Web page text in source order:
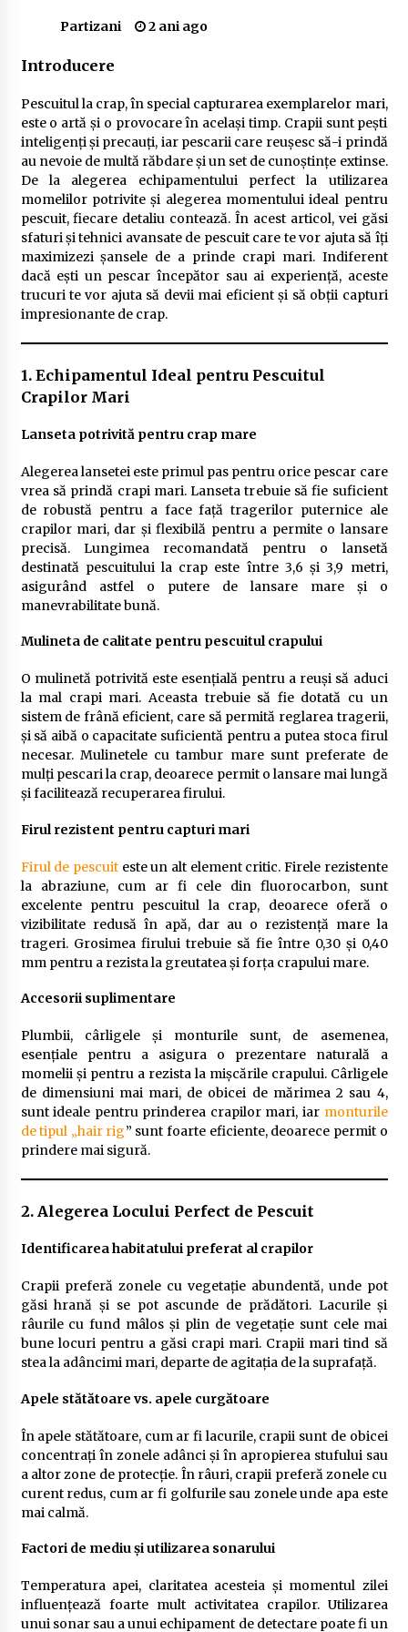
2 ani ago
în România (2024)
2 ani ago
Cum să alegi firul de pescuit perfect pentru
crap: Ghid complet pentru pescari
2 ani ago
Uloga lokalne ekonomije u razvoju zajednice
2 ani ago
Cotele Dunării: Monitorizare și Prognoze
Hidrologice prin DanubeAlert.com
2 ani ago
Partizani 2 ani ago
Introducere
Pescuitul la crap, în special capturarea exemplarelor mari,
este o artă și o provocare în același timp. Crapii sunt pești
inteligenți și precauți, iar pescarii care reușesc să-i prindă
au nevoie de multă răbdare și un set de cunoștințe extinse.
De la alegerea echipamentului perfect la utilizarea
momelilor potrivite și alegerea momentului ideal pentru
pescuit, fiecare detaliu contează. În acest articol, vei găsi
sfaturi și tehnici avansate de pescuit care te vor ajuta să îți
maximizezi șansele de a prinde crapi mari. Indiferent
dacă ești un pescar începător sau ai experiență, aceste
trucuri te vor ajuta să devii mai eficient și să obții capturi
impresionante de crap.
1. Echipamentul Ideal pentru Pescuitul
Crapilor Mari
Lanseta potrivită pentru crap mare
Alegerea lansetei este primul pas pentru orice pescar care
vrea să prindă crapi mari. Lanseta trebuie să fie suficient
de robustă pentru a face față tragerilor puternice ale
crapilor mari, dar și flexibilă pentru a permite o lansare
precisă. Lungimea recomandată pentru o lansetă
destinată pescuitului la crap este între 3,6 și 3,9 metri,
asigurând astfel o putere de lansare mare și o
manevrabilitate bună.
Mulineta de calitate pentru pescuitul crapului
O mulinetă potrivită este esențială pentru a reuși să aduci
la mal crapi mari. Aceasta trebuie să fie dotată cu un
sistem de frână eficient, care să permită reglarea tragerii,
și să aibă o capacitate suficientă pentru a putea stoca firul
necesar. Mulinetele cu tambur mare sunt preferate de
mulți pescari la crap, deoarece permit o lansare mai lungă
și facilitează recuperarea firului.
Firul rezistent pentru capturi mari
Firul de pescuiteste un alt element critic. Firele rezistente
la abraziune, cum ar fi cele din fluorocarbon, sunt
excelente pentru pescuitul la crap, deoarece oferă o
vizibilitate redusă în apă, dar au o rezistență mare la
trageri. Grosimea firului trebuie să fie între 0,30 și 0,40
mm pentru a rezista la greutatea și forța crapului mare.
Accesorii suplimentare
Plumbii, cârligele și monturile sunt, de asemenea,
esențiale pentru a asigura o prezentare naturală a
momelii și pentru a rezista la mișcările crapului. Cârligele
de dimensiuni mai mari, de obicei de mărimea 2 sau 4,
sunt ideale pentru prinderea crapilor mari, iar monturile
de tipul „hair rig” sunt foarte eficiente, deoarece permit o
prindere mai sigură.
2. Alegerea Locului Perfect de Pescuit
Identificarea habitatului preferat al crapilor
Crapii preferă zonele cu vegetație abundentă, unde pot
găsi hrană și se pot ascunde de prădători. Lacurile și
râurile cu fund mâlos și plin de vegetație sunt cele mai
bune locuri pentru a găsi crapi mari. Crapii mari tind să
stea la adâncimi mari, departe de agitația de la suprafață.
Apele stătătoare vs. apele curgătoare
În apele stătătoare, cum ar fi lacurile, crapii sunt de obicei
concentrați în zonele adânci și în apropierea stufului sau
a altor zone de protecție. În râuri, crapii preferă zonele cu
curent redus, cum ar fi golfurile sau zonele unde apa este
mai calmă.
Factori de mediu și utilizarea sonarului
Temperatura apei, claritatea acesteia și momentul zilei
influențează foarte mult activitatea crapilor. Utilizarea
unui sonar sau a unui echipament de detectare poate fi un